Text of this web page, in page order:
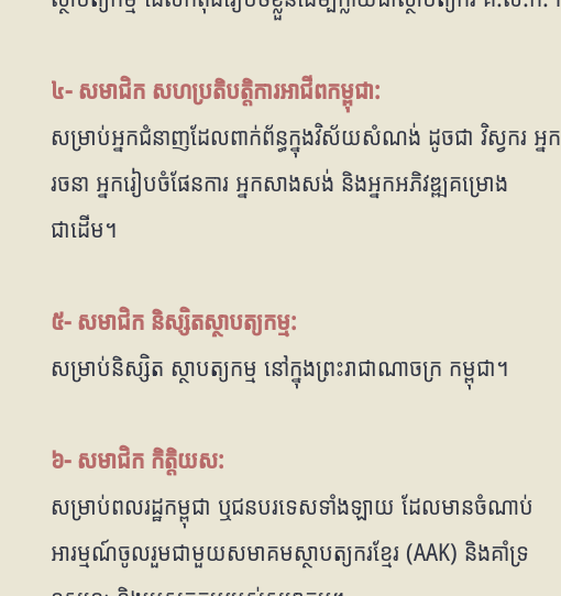
៤- សមាជិក សហប្រតិបត្តិការអាជីពកម្ពុជា:
សម្រាប់អ្នកជំនាញដែលពាក់ព័ន្ធក្នុងវិស័យសំណង់ ដូចជា វិស្វករ អ្នក
រចនា អ្នករៀបចំផែនការ អ្នកសាងសង់ និងអ្នកអភិវឌ្ឍគម្រោង
ជាដើម។
៥- សមាជិក និស្សិតស្ថាបត្យកម្ម:
សម្រាប់និស្សិត ស្ថាបត្យកម្ម នៅក្នុងព្រះរាជាណាចក្រ កម្ពុជា។
៦- សមាជិក កិត្តិយស:
សម្រាប់ពលរដ្ឋកម្ពុជា ឬជនបរទេសទាំងឡាយ ដែលមានចំណាប់
អារម្មណ៍ចូលរួមជាមួយសមាគមស្ថាបត្យករខ្មែរ (AAK) និងគាំទ្រ